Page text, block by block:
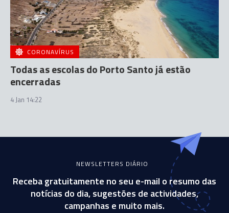
CORONAVÍRUS
Todas as escolas do Porto Santo já estão
encerradas
4 Jan 14:22
NEWSLETTERS DIÁRIO
Receba gratuitamente no seu e-mail o resumo das
notícias do dia, sugestões de actividades,
campanhas e muito mais.